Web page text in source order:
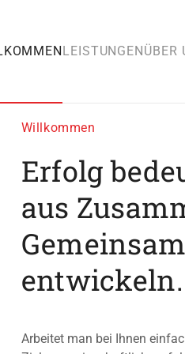
LEISTUNGENÜBER
Willkommen
Erfolg
aus
entwickeln.
Arbeitet man bei Ihnen